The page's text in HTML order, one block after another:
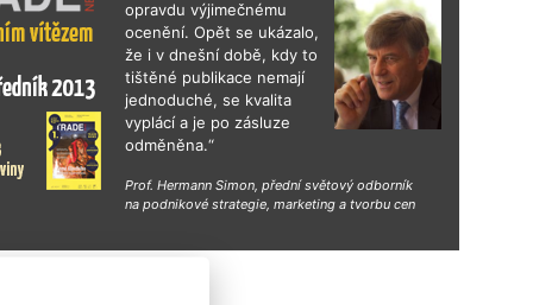
opravdu výjimečnému
ocenění. Opět se ukázalo,
že i v dnešní době, kdy to
tištěné publikace nemají
jednoduché, se kvalita
vyplácí a je po zásluze
odměněna.“
Prof. Hermann Simon, přední světový odborník
na podnikové strategie, marketing a tvorbu cen